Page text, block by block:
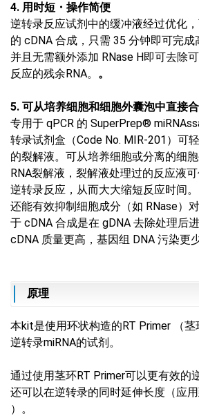
4. 用时短・操作简便
逆转录反应试剂中的缓冲液经过优化
的 cDNA 合成，只需 35 分钟即可完成
并且无需额外添加 RNase H即可去除
反应的残余RNA。 。
5. 可从培养细胞和细胞外囊泡中直接
专用于 qPCR 的 SuperPrep®
转录试剂盒（Code No. MIR-201）可
的裂解液。可从培养细胞或分离的细
RNA裂解液，裂解液处理过的反应液
逆转录反应，从而大大缩短反应时间
还能有效抑制细胞成分（如 RNase）
于 cDNA 合成是在 gDNA 去除处理后
cDNA 质量更高，基因组 DNA 污染更少
原理
本kit是使用环状构造的RT Primer （
逆转录miRNA的试剂。
通过使用茎环RT Primer可以更有效的
还可以在逆转录的同时延伸长度（应
）。